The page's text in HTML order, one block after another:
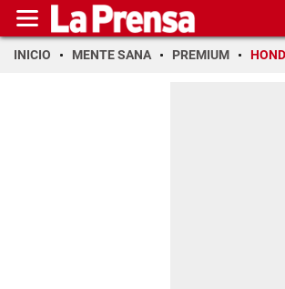
INICIO MENTE SANA PREMIUM